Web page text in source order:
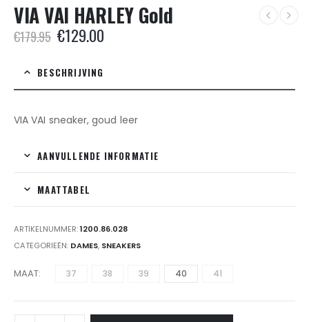
VIA VAI HARLEY Gold
€179.95 Oorspronkelijke
prijs
was:
€179.95.
€129.00Huidige
BESCHRIJVING
VIA VAI sneaker, goud leer
AANVULLENDE INFORMATIE
MAATTABEL
ARTIKELNUMMER:1200.86.028
CATEGORIEËN: DAMES, SNEAKERS
MAAT 37 38 39 40 41